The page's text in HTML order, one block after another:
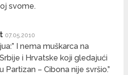
svome.
07.05.2010
I nema muškarca na
i Hrvatske koji gledajući
Partizan – Cibona nije svršio.”